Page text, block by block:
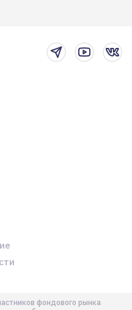
фондового рынка